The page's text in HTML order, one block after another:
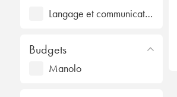
Langage et communication
Budgets
Manolo